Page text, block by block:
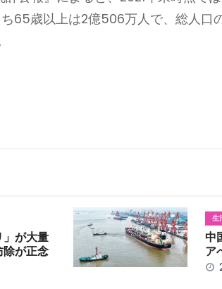
65歳以上は2億506万人で、総人口
」が大量
が正念
生
中
ア